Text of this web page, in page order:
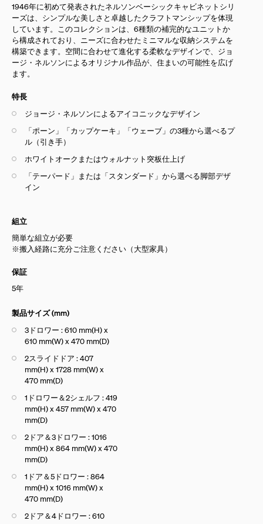
1946年に初めて発表されたネルソンベーシックキャビネットシリ
ーズは、シンプルな美しさと卓越したクラフトマンシップを体現
しています。このコレクションは、6種類の補完的なユニットか
ら構成されており、ニーズに合わせたミニマルな収納システムを
構築できます。空間に合わせて進化する柔軟なデザインで、ジョ
ージ・ネルソンによるオリジナル作品が、住まいの可能性を広げ
ます。
特長
ジョージ・ネルソンによるアイコニックなデザイン
「ポーン」「カップケーキ」「ウェーブ」の3種から選べるプ
ル（引き手）
ホワイトオークまたはウォルナット突板仕上げ
「テーパード」または「スタンダード」から選べる脚部デザ
イン
組立
簡単な組立が必要
※搬入経路に充分ご注意ください（大型家具）
保証
5年
製品サイズ (mm)
3ドロワー : 610 mm(H) x
610 mm(W) x 470 mm(D)
2スライドドア : 407
mm(H) x 1728 mm(W) x
470 mm(D)
1ドロワー＆2シェルフ : 419
mm(H) x 457 mm(W) x 470
mm(D)
2ドア＆3ドロワー : 1016
mm(H) x 864 mm(W) x 470
mm(D)
1ドア＆5ドロワー : 864
mm(H) x 1016 mm(W) x
470 mm(D)
2ドア＆4ドロワー : 610